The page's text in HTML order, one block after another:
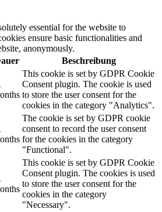
essential for the website to
ensure basic functionalities and
anonymously.
Beschreibung
This cookie is set by GDPR Cookie
Consent plugin. The cookie is used
to store the user consent for the
cookies in the category "Analytics".
The cookie is set by GDPR cookie
consent to record the user consent
for the cookies in the category
"Functional".
This cookie is set by GDPR Cookie
Consent plugin. The cookies is used
to store the user consent for the
cookies in the category
"Necessary".